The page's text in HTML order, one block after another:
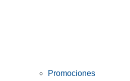
Promociones